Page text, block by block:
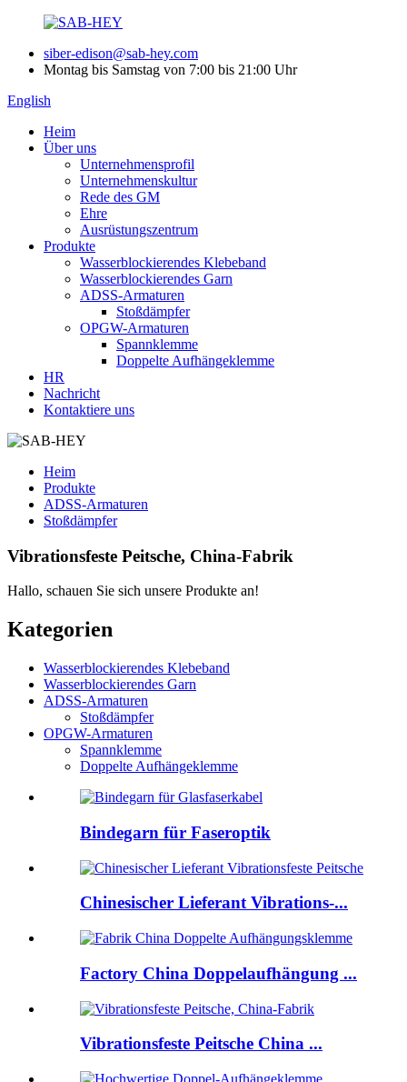
siber-edison@sab-hey.com
Montag bis Samstag von 7:00 bis 21:00 Uhr
English
Heim
Über uns
Unternehmensprofil
Unternehmenskultur
Rede des GM
Ehre
Ausrüstungszentrum
Produkte
Wasserblockierendes Klebeband
Wasserblockierendes Garn
ADSS-Armaturen
Stoßdämpfer
OPGW-Armaturen
Spannklemme
Doppelte Aufhängeklemme
HR
Nachricht
Kontaktiere uns
Heim
Produkte
ADSS-Armaturen
Stoßdämpfer
Vibrationsfeste Peitsche, China-Fabrik
Hallo, schauen Sie sich unsere Produkte an!
Kategorien
Wasserblockierendes Klebeband
Wasserblockierendes Garn
ADSS-Armaturen
Stoßdämpfer
OPGW-Armaturen
Spannklemme
Doppelte Aufhängeklemme
Bindegarn für Faseroptik
Chinesischer Lieferant Vibrations-...
Factory China Doppelaufhängung ...
Vibrationsfeste Peitsche China ...